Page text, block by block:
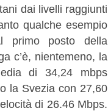
dai livelli raggiunti
qualche esempio
primo posto della
c’è, nientemeno, la
di 34,24 mbps
la Svezia con 27,60
di 26.46 Mbps.